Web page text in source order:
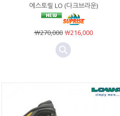
에스토릴 LO (다크브라운)
￦270,000￦216,000